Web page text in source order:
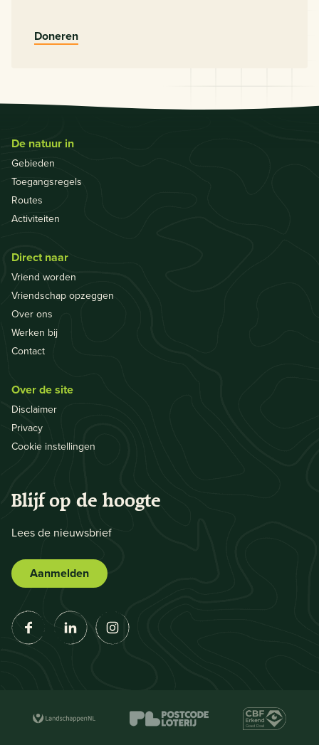
Doneren
De natuur in
Gebieden
Toegangsregels
Routes
Activiteiten
Direct naar
Vriend worden
Vriendschap opzeggen
Over ons
Werken bij
Contact
Over de site
Disclaimer
Privacy
Cookie instellingen
Blijf op de hoogte
Lees de nieuwsbrief
Aanmelden